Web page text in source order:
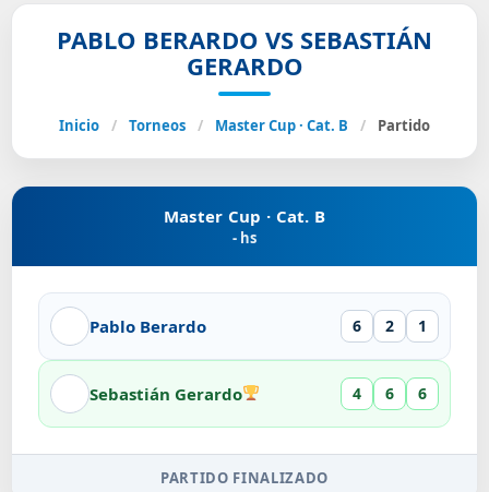
PABLO BERARDO VS SEBASTIÁN
GERARDO
Inicio / Torneos / Master Cup · Cat. B / Partido
Master Cup · Cat. B
- hs
Pablo Berardo 6 2 1
Sebastián Gerardo 4 6 6
PARTIDO FINALIZADO